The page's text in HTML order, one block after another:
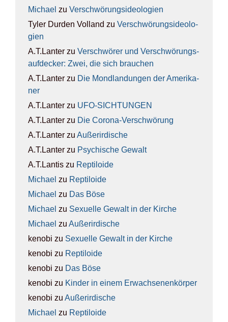
Michael zu Ver­schwö­rungs­ideo­lo­gien
Tyler Durden Volland zu Ver­schwö­rungs­ideo­lo­
gien
A.T.Lanter zu Ver­schwö­rer und Ver­schwö­rungs­
auf­de­cker: Zwei, die sich brau­chen
A.T.Lanter zu Die Mond­lan­dun­gen der Ame­ri­ka­
ner
A.T.Lanter zu UFO-SICH­TUN­GEN
A.T.Lanter zu Die Coro­na-Ver­schwö­rung
A.T.Lanter zu Außer­ir­di­sche
A.T.Lanter zu Psy­chi­sche Gewalt
A.T.Lantis zu Rep­ti­lo­ide
Michael zu Rep­ti­lo­ide
Michael zu Das Böse
Michael zu Sexu­el­le Gewalt in der Kir­che
Michael zu Außer­ir­di­sche
kenobi zu Sexu­el­le Gewalt in der Kir­che
kenobi zu Rep­ti­lo­ide
kenobi zu Das Böse
kenobi zu Kin­der in einem Erwach­se­nen­kör­per
kenobi zu Außer­ir­di­sche
Michael zu Rep­ti­lo­ide